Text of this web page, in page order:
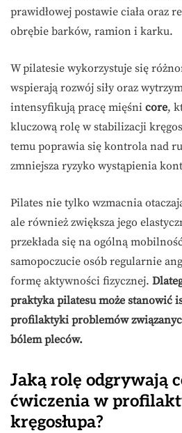
prawidłowej postawie ciała oraz
obrębie barków, ramion i karku.
W pilatesie wykorzystuje się
wspierają rozwój siły oraz
intensyfikują pracę mięśni core,
kluczową rolę w stabilizacji
temu poprawia się kontrola nad
zmniejsza ryzyko wystąpienia
Pilates nie tylko wzmacnia
ale również zwiększa jego
przekłada się na ogólną
samopoczucie osób regularnie
formę aktywności fizycznej.
praktyka pilatesu może stanowić
profilaktyki problemów
bólem pleców.
Jaką rolę odgrywają
ćwiczenia w
kręgosłupa?